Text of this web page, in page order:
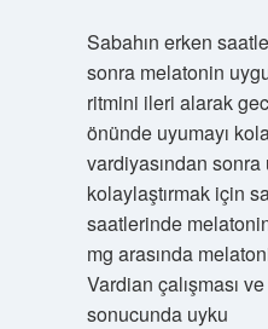
Sabahın erken
sonra melatonin
ritmini ileri alarak
önünde uyumayı
vardiyasından sonra
kolaylaştırmak için
saatlerinde
mg arasında
Vardian çalışması
sonucunda uyku